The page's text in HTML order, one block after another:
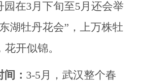
园在3月下旬至5月还会举
湖牡丹花会”，上万株牡
开似锦。
： 3-5月，武汉整个春